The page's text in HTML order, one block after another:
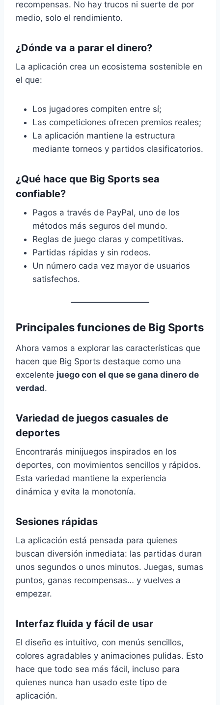
recompensas. No hay trucos ni suerte de por
medio, solo el rendimiento.
¿Dónde va a parar el dinero?
La aplicación crea un ecosistema sostenible en
el que:
Los jugadores compiten entre sí;
Las competiciones ofrecen premios reales;
La aplicación mantiene la estructura
mediante torneos y partidos clasificatorios.
¿Qué hace que Big Sports sea
confiable?
Pagos a través de PayPal, uno de los
métodos más seguros del mundo.
Reglas de juego claras y competitivas.
Partidas rápidas y sin rodeos.
Un número cada vez mayor de usuarios
satisfechos.
Principales funciones de Big Sports
Ahora vamos a explorar las características que
hacen que Big Sports destaque como una
excelente juego con el que se gana dinero de
verdad.
Variedad de juegos casuales de
deportes
Encontrarás minijuegos inspirados en los
deportes, con movimientos sencillos y rápidos.
Esta variedad mantiene la experiencia
dinámica y evita la monotonía.
Sesiones rápidas
La aplicación está pensada para quienes
buscan diversión inmediata: las partidas duran
unos segundos o unos minutos. Juegas, sumas
puntos, ganas recompensas… y vuelves a
empezar.
Interfaz fluida y fácil de usar
El diseño es intuitivo, con menús sencillos,
colores agradables y animaciones pulidas. Esto
hace que todo sea más fácil, incluso para
quienes nunca han usado este tipo de
aplicación.